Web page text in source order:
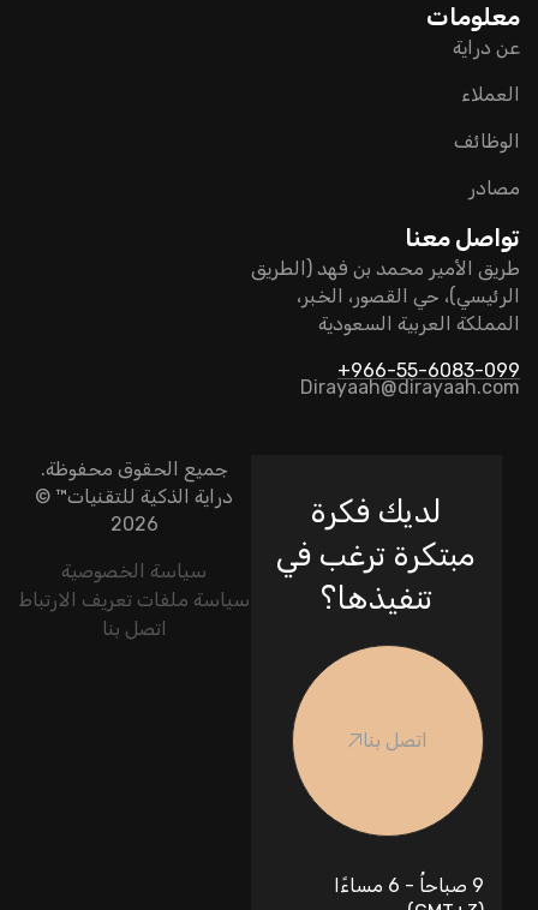
معلومات
عن دراية
العملاء
الوظائف
مصادر
تواصل معنا
طريق الأمير محمد بن فهد (الطريق
الرئيسي)، حي القصور، الخبر،
المملكة العربية السعودية
966-55-6083-099+
Dirayaah@dirayaah.com
جميع الحقوق محفوظة.
دراية الذكية للتقنيات™ ©
2026
سياسة الخصوصية
سياسة ملفات تعريف الارتباط
اتصل بنا
لديك فكرة
مبتكرة ترغب في
تنفيذها؟
اتصل بنا
9 صباحاُ - 6 مساءًا